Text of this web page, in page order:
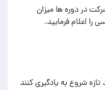
در دوره ها میزان
را اعلام فرمایید.
شروع به یادگیری کنند